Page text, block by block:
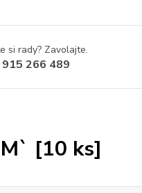
si rady? Zavolajte.
266 489
[10 ks]